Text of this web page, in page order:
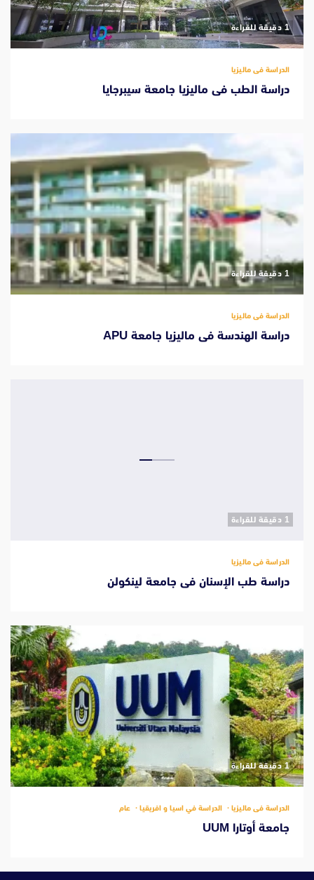
‫1 دقيقة للقراءة
الدراسة فى ماليزيا
دراسة الطب فى ماليزيا جامعة سيبرجايا
‫1 دقيقة للقراءة
الدراسة فى ماليزيا
دراسة الهندسة فى ماليزيا جامعة APU
‫1 دقيقة للقراءة
الدراسة فى ماليزيا
دراسة طب الإسنان فى جامعة لينكولن
‫1 دقيقة للقراءة
الدراسة فى ماليزيا الدراسة في اسيا و افريقيا عام
جامعة أوتارا UUM